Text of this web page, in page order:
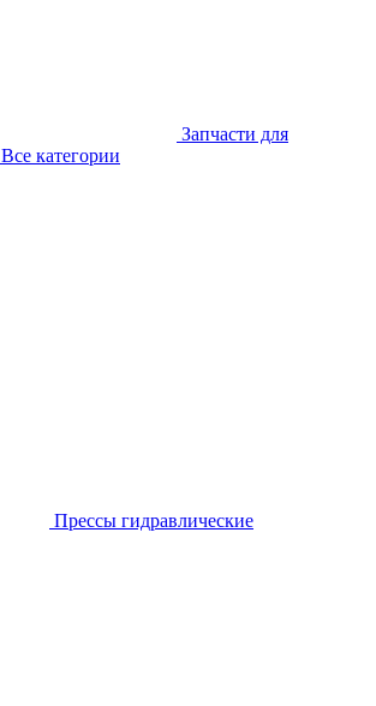
Запчасти для
Все категории
Прессы гидравлические